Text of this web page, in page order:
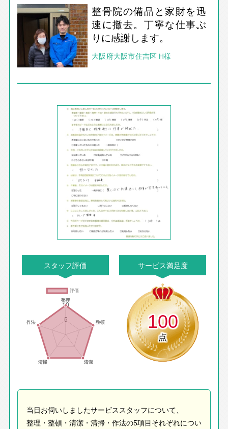
整骨院の備品と家財を迅
速に撤去。丁寧な仕事ぶ
りに感謝します。
大阪府大阪市住吉区 H様
スタッフ評価 サービス満足度
100
点
当日お伺いしましたサービススタッフについて、
整理・整頓・清潔・清掃・作法の5項目それぞれについ